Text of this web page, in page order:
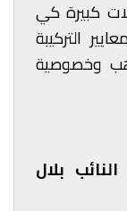
كبيرة كي
التركيبة
وخصوصية
بلال